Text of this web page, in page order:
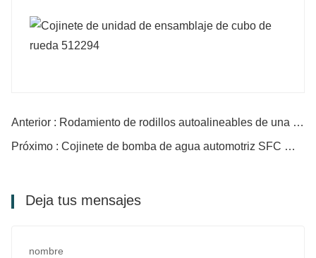
Anterior : Rodamiento de rodillos autoalineables de una hilera 20212
Próximo : Cojinete de bomba de agua automotriz SFC Wb1630098-2
Deja tus mensajes
nombre